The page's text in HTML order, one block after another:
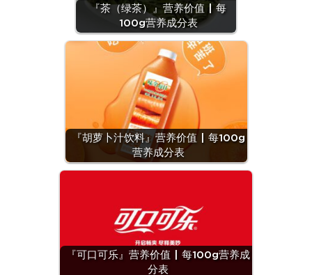
『茶（绿茶）』营养价值 | 每
100g营养成分表
『胡萝卜汁饮料』营养价值 | 每100g
营养成分表
『可口可乐』营养价值 | 每100g营养成
分表